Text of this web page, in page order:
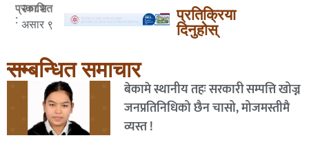
प्रकाशित
:
२०८२
असार ९
प्रतिक्रिया
दिनुहोस्
सम्बन्धित समाचार
बेकामे स्थानीय तहः सरकारी सम्पत्ति खोज्न
जनप्रतिनिधिको छैन चासो, मोजमस्तीमै
व्यस्त !